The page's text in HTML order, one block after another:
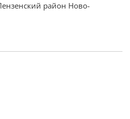
(пропан-бутан)
район Ново-